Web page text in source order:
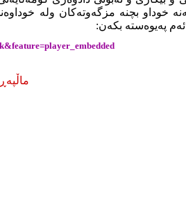
خوداو بچنه‌ مزگه‌وته‌کان وله‌
په‌یوه‌سته‌ بکه‌ن:
‌